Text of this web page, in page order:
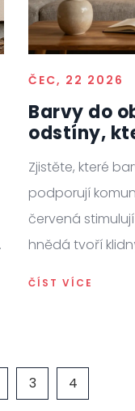
ČEC, 22 2026
Barvy do
odstíny,
atmosféru
Zjistěte, které
podporují
červená
hnědá tvoří
ČÍST VÍCE
3 4